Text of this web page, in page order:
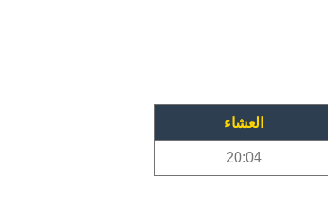
العشاء
20:04